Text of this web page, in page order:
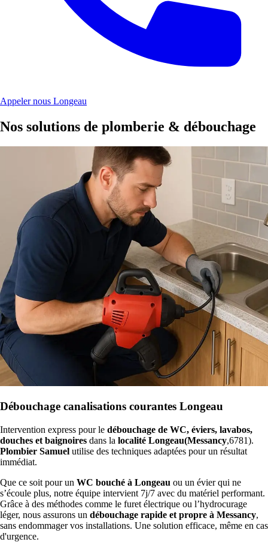
Appeler nous Longeau
Nos solutions de plomberie & débouchage
Débouchage canalisations courantes Longeau
Intervention express pour le débouchage de WC, éviers, lavabos,
douches et baignoires dans la localité Longeau(Messancy,6781).
Plombier Samuel utilise des techniques adaptées pour un résultat
immédiat.
Que ce soit pour un WC bouché à Longeau ou un évier qui ne
s’écoule plus, notre équipe intervient 7j/7 avec du matériel performant.
Grâce à des méthodes comme le furet électrique ou l’hydrocurage
léger, nous assurons un débouchage rapide et propre à Messancy,
sans endommager vos installations. Une solution efficace, même en cas
d'urgence.